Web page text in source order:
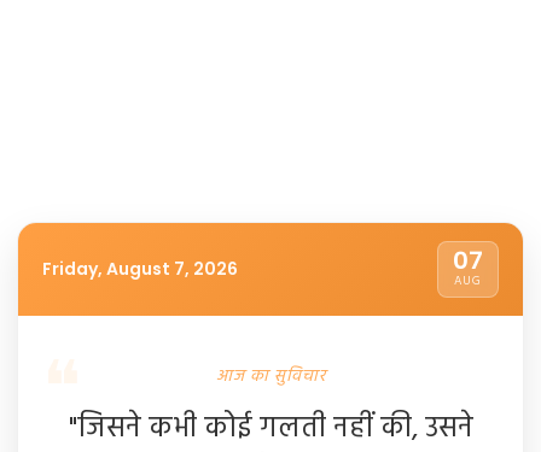
Friday, August 7, 2026 07
AUG
आज का सुविचार
"जिसने कभी कोई गलती नहीं की, उसने